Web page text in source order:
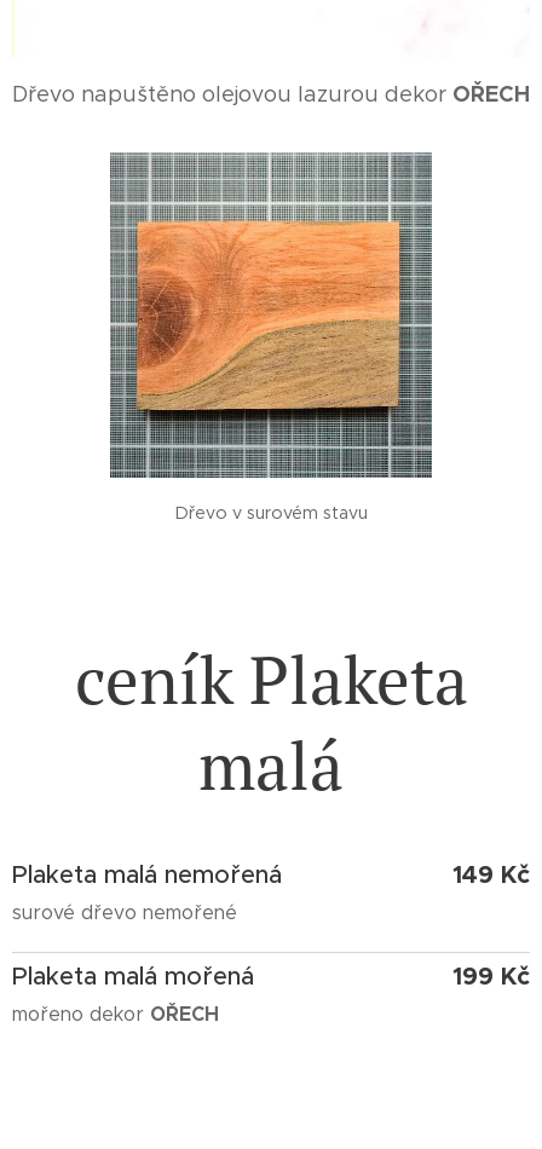
Dřevo napuštěno olejovou lazurou dekor OŘECH
Dřevo v surovém stavu
ceník Plaketa
malá
Plaketa malá nemořená
surové dřevo nemořené
149 Kč
Plaketa malá mořená
mořeno dekor OŘECH
199 Kč